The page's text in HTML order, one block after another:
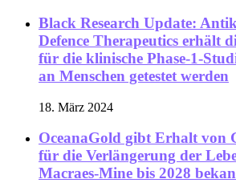
Black Research Update:
Defence Therapeutics erhält
für die klinische Phase-1-
an Menschen getestet werden
18. März 2024
OceanaGold gibt Erhalt von
für die Verlängerung der
Macraes-Mine bis 2028